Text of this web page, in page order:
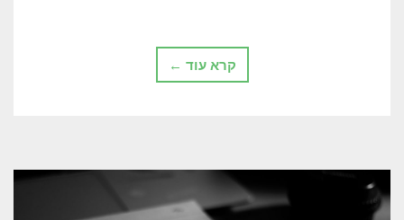
קרא עוד ←